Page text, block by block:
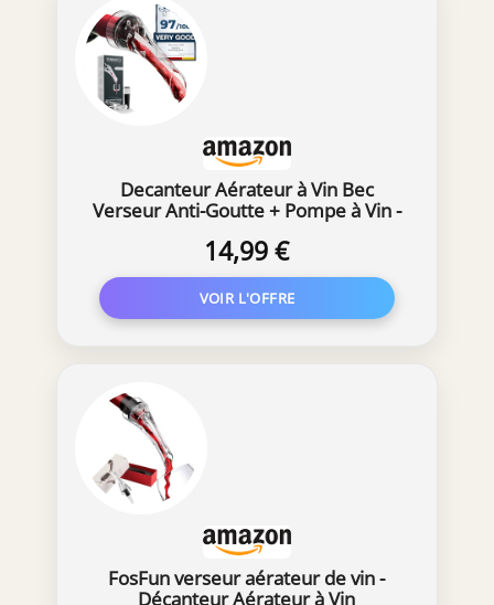
Decanteur Aérateur à Vin Bec
Verseur Anti-Goutte + Pompe à Vin -
l'écoulement du Vin | Décantation
Vin Rouge Blanc Rosé, Ensembles
de Bar Fête Cadeau Femme
Homme
14,99 €
FosFun verseur aérateur de vin -
Décanteur Aérateur à Vin